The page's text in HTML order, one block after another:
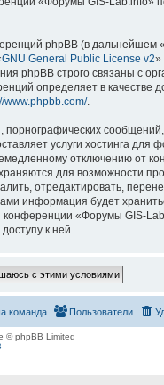
phpBB (в дальнейшем
GNU General Public License v2»
phpBB строго связаны с
определяет в качестве
www.phpbb.com/.
услуги хостинга для
отключению от
для возможности
отредактировать,
информация будет
«Форумы GIS-
к ней.
Пользователи
команда
© phpBB Limited